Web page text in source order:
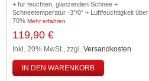
+ für feuchten, glänzenden Schnee +
Schneetemperatur -3°/0° + Luftfeuchtigkeit über
70% Mehr erfahren
119,90 €
Inkl. 20% MwSt., zzgl. Versandkosten
IN DEN WARENKORB